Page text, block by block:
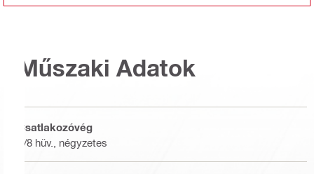
Műszaki Adatok
Csatlakozóvég
3/8 hüv., négyzetes